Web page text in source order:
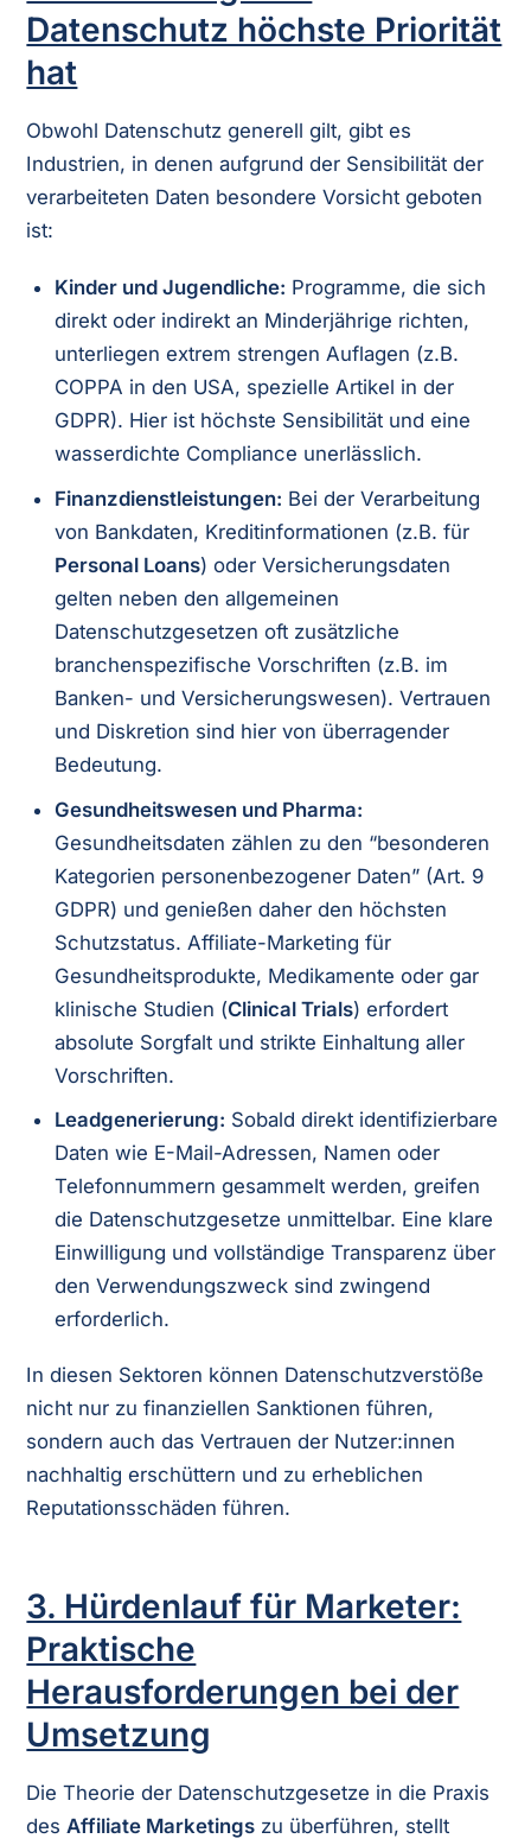
Datenschutz höchste Priorität
hat
Obwohl Datenschutz generell gilt, gibt es
Industrien, in denen aufgrund der Sensibilität der
verarbeiteten Daten besondere Vorsicht geboten
ist:
Kinder und Jugendliche: Programme, die sich
direkt oder indirekt an Minderjährige richten,
unterliegen extrem strengen Auflagen (z.B.
COPPA in den USA, spezielle Artikel in der
GDPR). Hier ist höchste Sensibilität und eine
wasserdichte Compliance unerlässlich.
Finanzdienstleistungen: Bei der Verarbeitung
von Bankdaten, Kreditinformationen (z.B. für
Personal Loans) oder Versicherungsdaten
gelten neben den allgemeinen
Datenschutzgesetzen oft zusätzliche
branchenspezifische Vorschriften (z.B. im
Banken- und Versicherungswesen). Vertrauen
und Diskretion sind hier von überragender
Bedeutung.
Gesundheitswesen und Pharma:
Gesundheitsdaten zählen zu den “besonderen
Kategorien personenbezogener Daten” (Art. 9
GDPR) und genießen daher den höchsten
Schutzstatus. Affiliate-Marketing für
Gesundheitsprodukte, Medikamente oder gar
klinische Studien (Clinical Trials) erfordert
absolute Sorgfalt und strikte Einhaltung aller
Vorschriften.
Leadgenerierung: Sobald direkt identifizierbare
Daten wie E-Mail-Adressen, Namen oder
Telefonnummern gesammelt werden, greifen
die Datenschutzgesetze unmittelbar. Eine klare
Einwilligung und vollständige Transparenz über
den Verwendungszweck sind zwingend
erforderlich.
In diesen Sektoren können Datenschutzverstöße
nicht nur zu finanziellen Sanktionen führen,
sondern auch das Vertrauen der Nutzer:innen
nachhaltig erschüttern und zu erheblichen
Reputationsschäden führen.
3. Hürdenlauf für Marketer:
Praktische
Herausforderungen bei der
Umsetzung
Die Theorie der Datenschutzgesetze in die Praxis
des Affiliate Marketings zu überführen, stellt